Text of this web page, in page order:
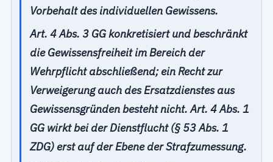
Vorbehalt des individuellen Gewissens.
Art. 4 Abs. 3 GG konkretisiert und beschränkt
die Gewissensfreiheit im Bereich der
Wehrpflicht abschließend; ein Recht zur
Verweigerung auch des Ersatzdienstes aus
Gewissensgründen besteht nicht. Art. 4 Abs. 1
GG wirkt bei der Dienstflucht (§ 53 Abs. 1
ZDG) erst auf der Ebene der Strafzumessung.